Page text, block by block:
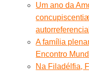
Um ano da
A família
Encontro
Na Filadélfia,